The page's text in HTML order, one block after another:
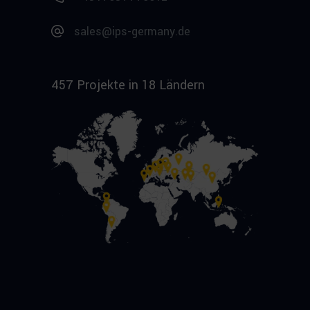
sales@ips-germany.de
457 Projekte in 18 Ländern